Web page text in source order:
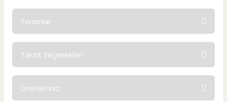
Yorumlar
Taksit Seçenekleri
Önerileriniz